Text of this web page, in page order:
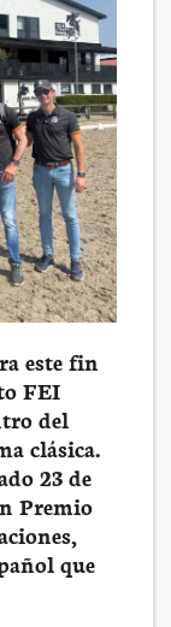
este fin
FEI
del
clásica.
23 de
Premio
que